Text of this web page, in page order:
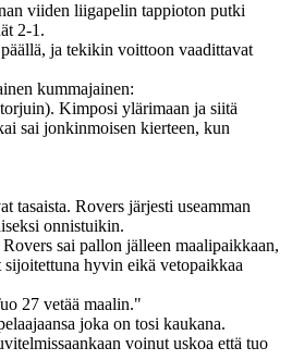
viiden liigapelin tappioton putki
2-1.
ja tekikin voittoon vaadittavat
kummajainen:
Kimposi ylärimaan ja siitä
sai jonkinmoisen kierteen, kun
tasaista. Rovers järjesti useamman
onnistuikin.
sai pallon jälleen maalipaikkaan,
hyvin eikä vetopaikkaa
27 vetää maalin."
joka on tosi kaukana.
voinut uskoa että tuo